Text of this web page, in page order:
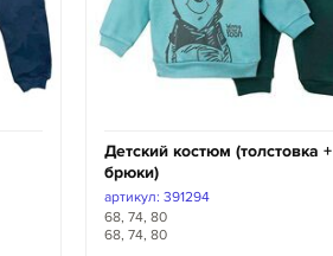
Детский костюм (толстовка +
брюки)
артикул: 391294
68, 74, 80
68, 74, 80